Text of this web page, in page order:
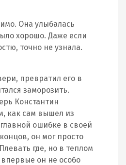
Она улыбалась
хорошо. Даже если
точно не узнала.
превратил его в
заморозить.
Константин
как сам вышел из
ошибке в своей
он мог просто
где, но в теплом
он не особо